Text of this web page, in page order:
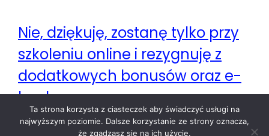
Nie, dziękuję, zostanę tylko przy
szkoleniu online i rezygnuję z
dodatkowych bonusów oraz e-
booka.
Ta strona korzysta z ciasteczek aby świadczyć usługi na
najwyższym poziomie. Dalsze korzystanie ze strony oznacza,
że zgadzasz się na ich użycie.